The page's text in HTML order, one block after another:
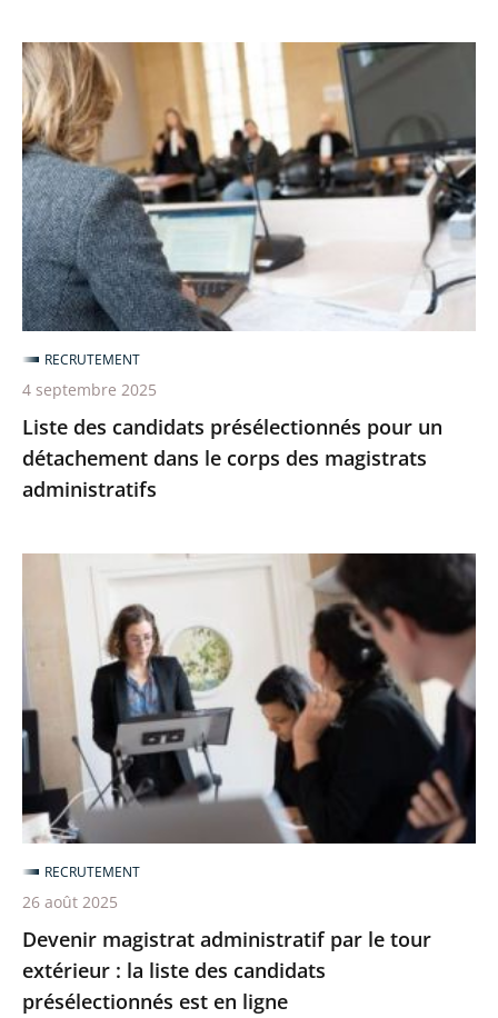
Liste
des
candidats
présélectionnés
pour
un
détachement
dans
le
corps
des
magistrats
administratifs
Liste des candidats présélectionnés pour un
détachement dans le corps des magistrats
administratifs
RECRUTEMENT
4 septembre 2025
Devenir
magistrat
administratif
par
tour
extérieur
la
liste
des
candidats
présélectionnés
est
en
Devenir magistrat administratif par le tour
extérieur : la liste des candidats
présélectionnés est en ligne
RECRUTEMENT
26 août 2025